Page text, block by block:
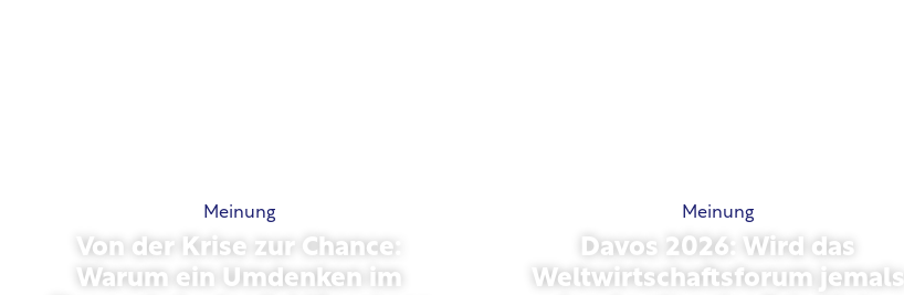
Meinung
Von der Krise zur Chance:
Warum ein Umdenken im
Meinung
Davos 2026: Wird das
Weltwirtschaftsforum jemals